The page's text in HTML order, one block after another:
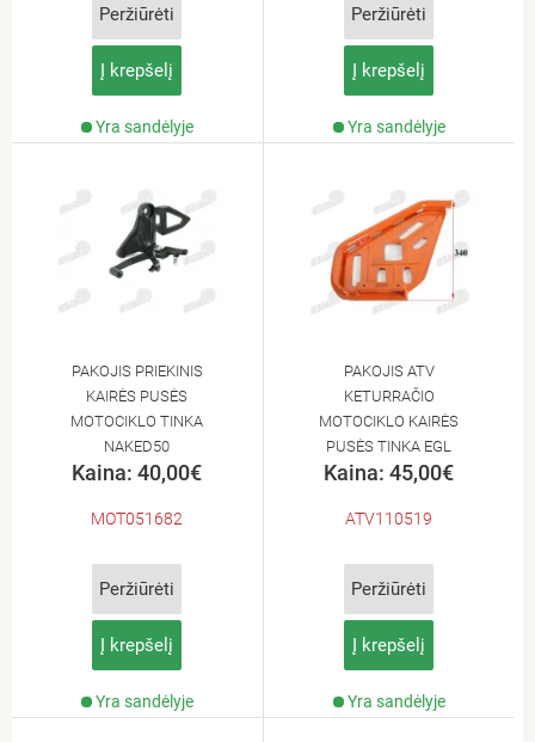
Peržiūrėti
Į krepšelį
Yra sandėlyje
Peržiūrėti
Į krepšelį
Yra sandėlyje
PAKOJIS PRIEKINIS
KAIRĖS PUSĖS
MOTOCIKLO TINKA
NAKED50
Kaina: 40,00€
MOT051682
Peržiūrėti
Į krepšelį
Yra sandėlyje
PAKOJIS ATV
KETURRAČIO
MOTOCIKLO KAIRĖS
PUSĖS TINKA EGL
MOTOR MADIX110
Kaina: 45,00€
ATV110519
Peržiūrėti
Į krepšelį
Yra sandėlyje